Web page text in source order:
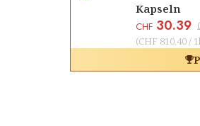
Kapseln
CHF 30.39
(CHF 810.40/